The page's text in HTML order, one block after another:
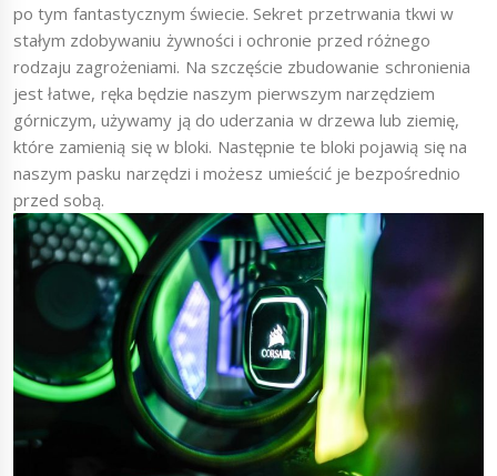
po tym fantastycznym świecie. Sekret przetrwania tkwi w
stałym zdobywaniu żywności i ochronie przed różnego
rodzaju zagrożeniami. Na szczęście zbudowanie schronienia
jest łatwe, ręka będzie naszym pierwszym narzędziem
górniczym, używamy ją do uderzania w drzewa lub ziemię,
które zamienią się w bloki. Następnie te bloki pojawią się na
naszym pasku narzędzi i możesz umieścić je bezpośrednio
przed sobą.